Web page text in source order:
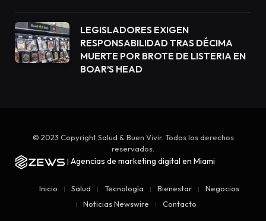
LEGISLADORES EXIGEN
RESPONSABILIDAD TRAS DÉCIMA
MUERTE POR BROTE DE LISTERIA EN
BOAR’S HEAD
© 2023 Copyright Salud & Buen Vivir. Todos los derechos
reservados.
| Agencias de marketing digital en Miami
Inicio Salud Tecnología Bienestar
Negocios
Noticias Newswire
Contacto